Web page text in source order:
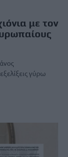
με τον
γύρω